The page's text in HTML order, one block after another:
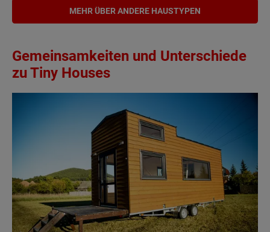
MEHR ÜBER ANDERE HAUSTYPEN
Gemeinsamkeiten und Unterschiede
zu Tiny Houses